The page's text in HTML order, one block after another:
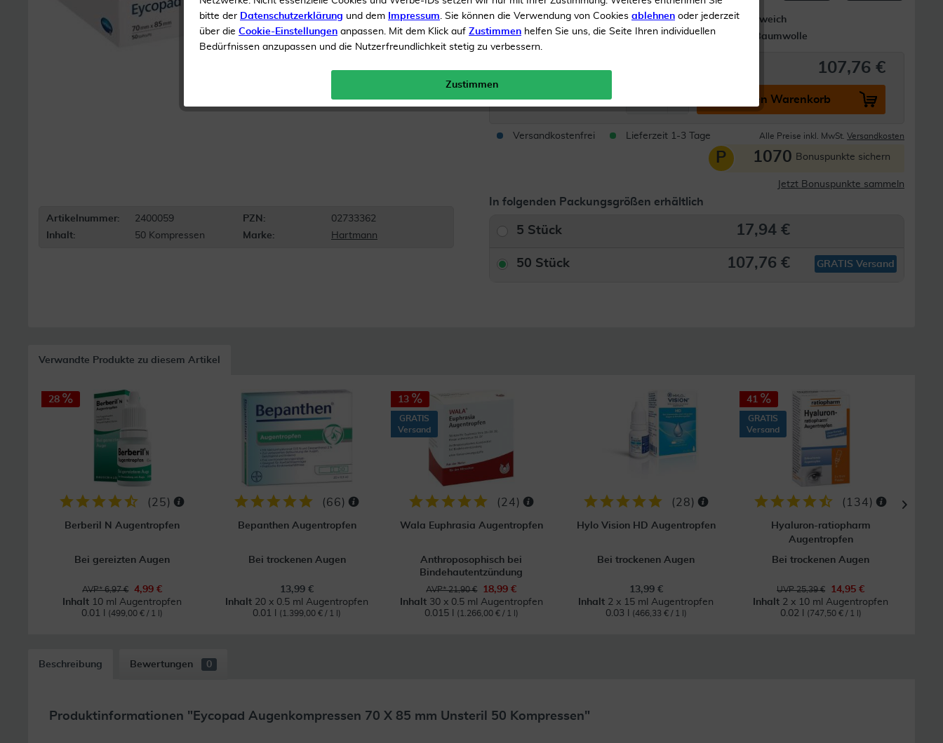
Gute Polsterwirkung
Besonders weich
Saugfähig
Mit reiner Baumwolle
Artikelnummer: 2400059 PZN:
02733362
Inhalt:
50 Kompressen Marke: Hartmann
Inhalt50 Kompressen 107,76 €
Menge: In den Warenkorb
Versandkostenfrei Lieferzeit 1-3 Tage Alle Preise inkl. MwSt. Versandkosten
P 1070 Bonuspunkte sichern
Jetzt Bonuspunkte sammeln
In folgenden Packungsgrößen erhältlich
5 Stück 17,94 €
50 Stück 107,76 € GRATIS Versand
Verwandte Produkte zu diesem Artikel
28
(25)
Berberil N Augentropfen
Bei gereizten Augen
AVP* 6,97 €
4,99 €
Inhalt 10 ml Augentropfen
0.01 l
(499,00 € / 1 l)
(66)
Bepanthen Augentropfen
Bei trockenen Augen
13,99 €
Inhalt 20 x 0.5 ml Augentropfen
0.01 l
(1.399,00 € / 1 l)
13
GRATIS
Versand
(24)
Wala Euphrasia Augentropfen
Anthroposophisch bei
Bindehautentzündung
AVP* 21,90 €
18,99 €
Inhalt 30 x 0.5 ml Augentropfen
0.015 l
(1.266,00 € / 1 l)
(28)
Hylo Vision HD Augentropfen
Bei trockenen Augen
13,99 €
Inhalt 2 x 15 ml Augentropfen
0.03 l
(466,33 € / 1 l)
41
GRATIS
Versand
( 134)
Hyaluron-ratiopharm
Augentropfen
Bei trockenen Augen
UVP 25,39 €
14,95 €
Inhalt 2 x 10 ml Augentropfen
0.02 l
(747,50 € / 1 l)
Beschreibung Bewertungen 0
Produktinformationen "Eycopad Augenkompressen 70 X 85 mm Unsteril 50 Kompressen"
bitte der Datenschutzerklärung und dem Impressum. Sie können die Verwendung von Cookies ablehnen oder jederzeit
über die Cookie-Einstellungen anpassen. Mit dem Klick auf Zustimmen helfen Sie uns, die Seite Ihren individuellen
Bedürfnissen anzupassen und die Nutzerfreundlichkeit stetig zu verbessern.
Zustimmen